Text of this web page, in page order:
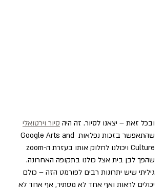
ובכל זאת – יצאנו לסיור. זה היה סיור וירטואלי
שהתאפשר בזכות נפלאות Google Arts and
שהפך לבן בית אצל כולנו בתקופה האחרונה.
גיליתי שיש יתרונות רבים לפורמט הזה – כולם
יכולים לראות ואף אחד לא מסתיר, אף אחד לא